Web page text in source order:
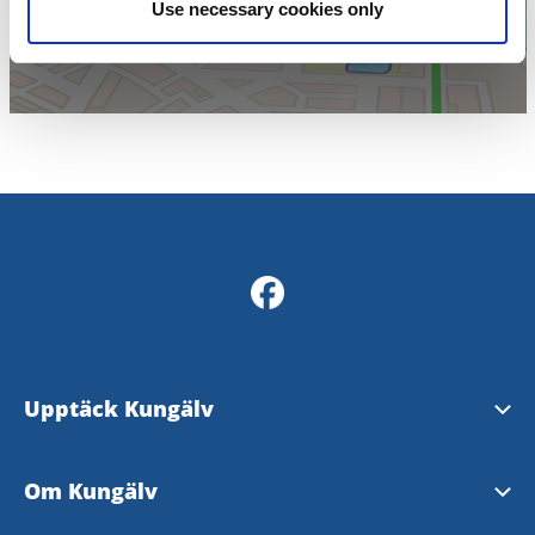
Use necessary cookies only
Upptäck Kungälv
Se och göra
Om Kungälv